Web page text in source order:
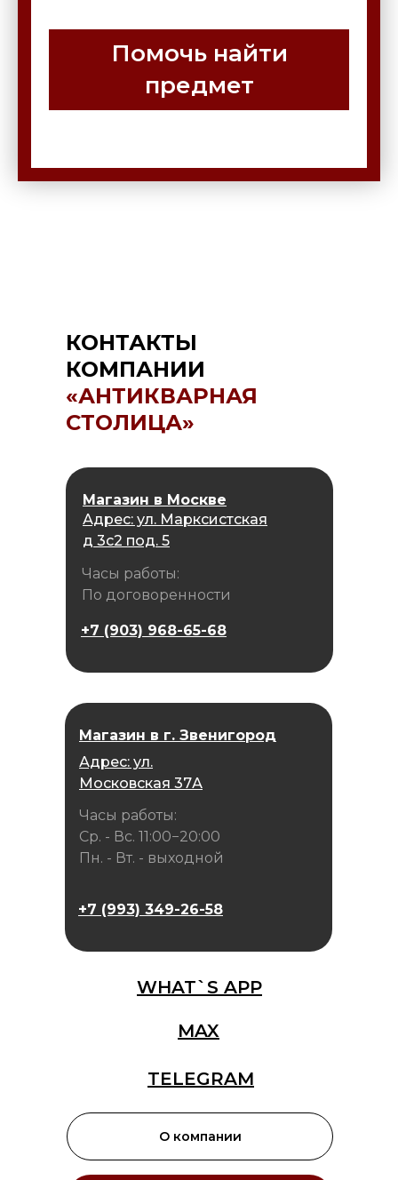
Помочь найти
предмет
КОНТАКТЫ
КОМПАНИИ
«АНТИКВАРНАЯ
СТОЛИЦА»
Магазин в Москве
Адрес: ул. Марксистская
д 3с2 под. 5
Часы работы:
По договоренности
О компании
MAX
TELEGRAM
WHAT`S APP
Часы работы:
Ср. - Вс. 11:00−20:00
Пн. - Вт. - выходной
Магазин в г. Звенигород
Адрес: ул.
Московская 37А
+7 (993) 349-26-58
+7 (903) 968-65-68